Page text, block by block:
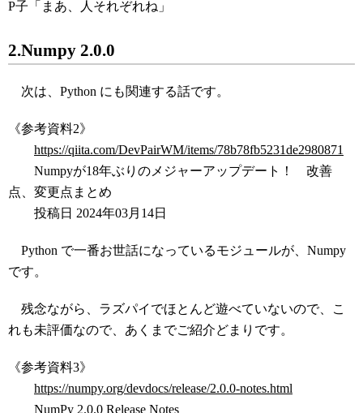
P子「まあ、人それぞれね」
2.Numpy 2.0.0
次は、Python にも関連する話です。
《参考資料2》
https://qiita.com/DevPairWM/items/78b78fb5231de2980871
Numpyが18年ぶりのメジャーアップデート！ 改善
点、変更点まとめ
投稿日 2024年03月14日
Python で一番お世話になっているモジュールが、Numpy
です。
残念ながら、ラズパイでほとんど遊べていないので、こ
れも未評価なので、あくまでご紹介どまりです。
《参考資料3》
https://numpy.org/devdocs/release/2.0.0-notes.html
NumPy 2.0.0 Release Notes